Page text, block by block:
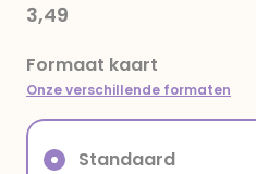
3,49
Formaat kaart
Onze verschillende formaten
Standaard